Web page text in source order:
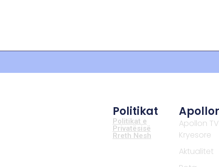
Politikat
Politikat e
Privatësisë
Rreth Nesh
Apollon
Kryesore
Aktualitet